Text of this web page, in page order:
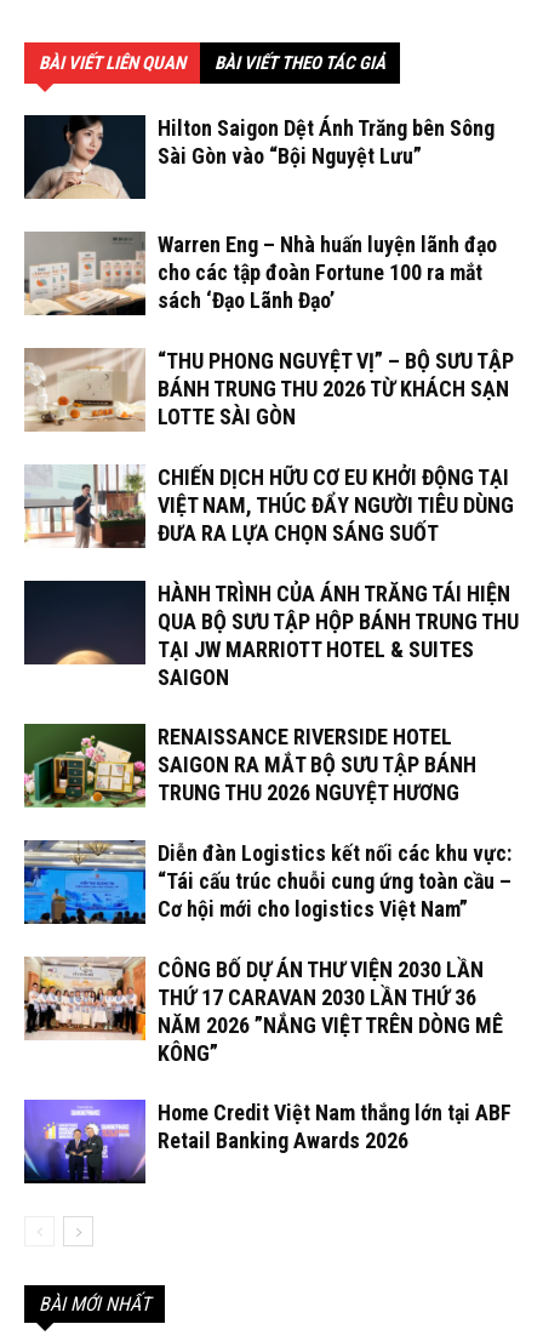
BÀI VIẾT LIÊN QUAN BÀI VIẾT THEO TÁC GIẢ
Hilton Saigon Dệt Ánh Trăng bên Sông
Sài Gòn vào “Bội Nguyệt Lưu”
Warren Eng – Nhà huấn luyện lãnh đạo
cho các tập đoàn Fortune 100 ra mắt
sách ‘Đạo Lãnh Đạo’
“THU PHONG NGUYỆT VỊ” – BỘ SƯU TẬP
BÁNH TRUNG THU 2026 TỪ KHÁCH SẠN
LOTTE SÀI GÒN
CHIẾN DỊCH HỮU CƠ EU KHỞI ĐỘNG TẠI
VIỆT NAM, THÚC ĐẨY NGƯỜI TIÊU DÙNG
ĐƯA RA LỰA CHỌN SÁNG SUỐT
HÀNH TRÌNH CỦA ÁNH TRĂNG TÁI HIỆN
QUA BỘ SƯU TẬP HỘP BÁNH TRUNG THU
TẠI JW MARRIOTT HOTEL & SUITES
SAIGON
RENAISSANCE RIVERSIDE HOTEL
SAIGON RA MẮT BỘ SƯU TẬP BÁNH
TRUNG THU 2026 NGUYỆT HƯƠNG
Diễn đàn Logistics kết nối các khu vực:
“Tái cấu trúc chuỗi cung ứng toàn cầu –
Cơ hội mới cho logistics Việt Nam”
CÔNG BỐ DỰ ÁN THƯ VIỆN 2030 LẦN
THỨ 17 CARAVAN 2030 LẦN THỨ 36
NĂM 2026 ”NẮNG VIỆT TRÊN DÒNG MÊ
KÔNG”
Home Credit Việt Nam thắng lớn tại ABF
Retail Banking Awards 2026
BÀI MỚI NHẤT